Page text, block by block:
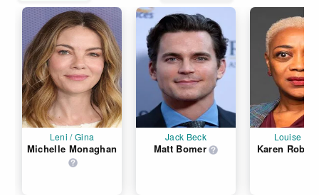
Leni / Gina
Michelle Monaghan
Jack Beck
Matt Bomer
Louise
Karen